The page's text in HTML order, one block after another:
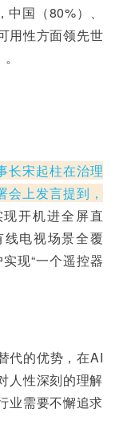
国（80%）、
用性方面领先世
长宋起柱在治理
会上发言提到，
开机进全屏直
线电视场景全覆
现“一个遥控器
代的优势，在AI
人性深刻的理解
业需要不懈追求